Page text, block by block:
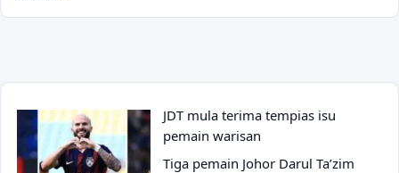
JDT mula terima tempias isu
pemain warisan
Tiga pemain Johor Darul Ta’zim